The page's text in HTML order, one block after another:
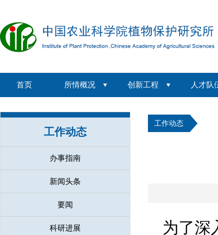
首页 所情概况 创新工程 人才队
工作动态
办事指南
新闻头条
要闻
科研进展
工作动态
为了深